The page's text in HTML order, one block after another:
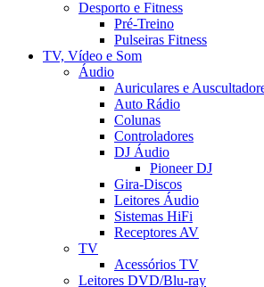
Desporto e Fitness
Pré-Treino
Pulseiras Fitness
TV, Vídeo e Som
Áudio
Auriculares e
Auto Rádio
Colunas
Controladores
DJ Áudio
Pioneer DJ
Gira-Discos
Leitores Áudio
Sistemas HiFi
Receptores AV
TV
Acessórios TV
Leitores DVD/Blu-ray